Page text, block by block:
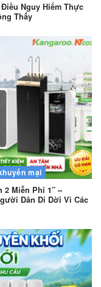
Nguy Hiểm Thực
Thấy
mại
2 Miễn Phí 1” –
Dân Di Dời Vì Các